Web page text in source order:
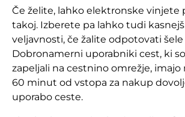
Če želite, lahko elektronske vinjete
takoj. Izberete pa lahko tudi
veljavnosti, če žalite odpotovati
Dobronamerni uporabniki cest, ki
zapeljali na cestnino omrežje, imajo
60 minut od vstopa za nakup
uporabo ceste.